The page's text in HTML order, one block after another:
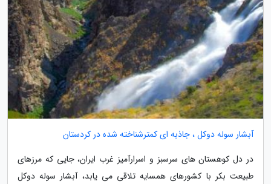
آبشار سوله دوکل ، جاذبه ای کمترشناخته شده در کردستان
در دل کوهستان های سرسبز و اسرارآمیز غرب ایران، جایی که مرزهای
طبیعت بکر با کشورهای همسایه تلاقی می یابد، آبشار سوله دوکل